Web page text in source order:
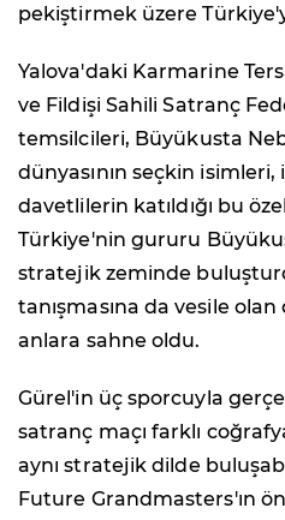
pekiştirmek üzere
Yalova'daki Karmarine
ve Fildişi Sahili Satranç
temsilcileri, Büyükusta
dünyasının seçkin isimleri,
davetlilerin katıldığı bu
Türkiye'nin gururu
stratejik zeminde
tanışmasına da vesile
anlara sahne oldu.
Gürel'in üç sporcuyla
satranç maçı farklı
aynı stratejik dilde
Future Grandmasters'ın